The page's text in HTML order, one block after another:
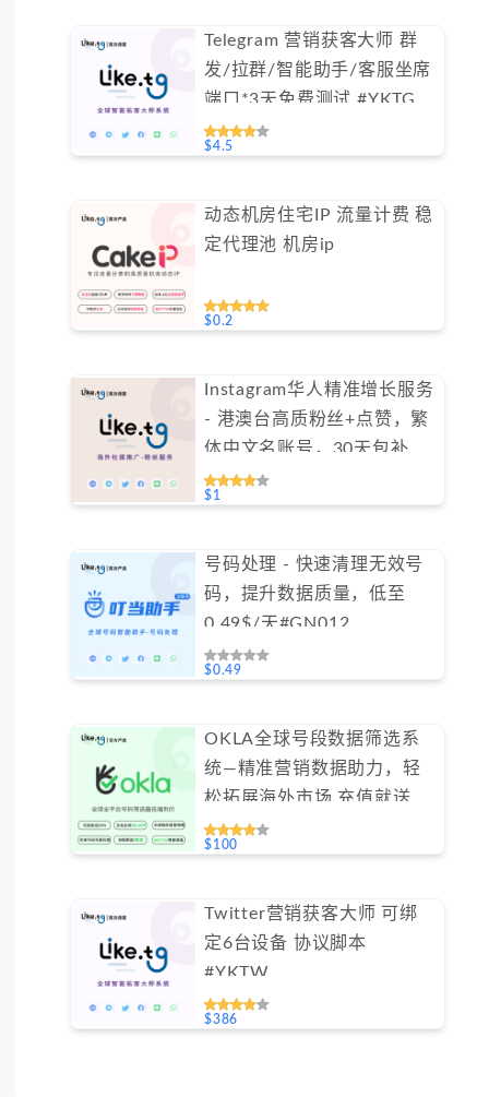
Telegram 营销获客大师 群
发/拉群/智能助手/客服坐席
端口*3天免费测试 #YKTG
$4.5
动态机房住宅IP 流量计费 稳
定代理池 机房ip
$0.2
Instagram华人精准增长服务
- 港澳台高质粉丝+点赞，繁
体中文名账号，30天包补保
障（不支持免费测试）
$1
号码处理 - 快速清理无效号
码，提升数据质量，低至
0.49$/天#GN012
$0.49
OKLA全球号段数据筛选系
统—精准营销数据助力，轻
松拓展海外市场 充值就送
40% #SJOKLA
$100
Twitter营销获客大师 可绑
定6台设备 协议脚本
#YKTW
$386